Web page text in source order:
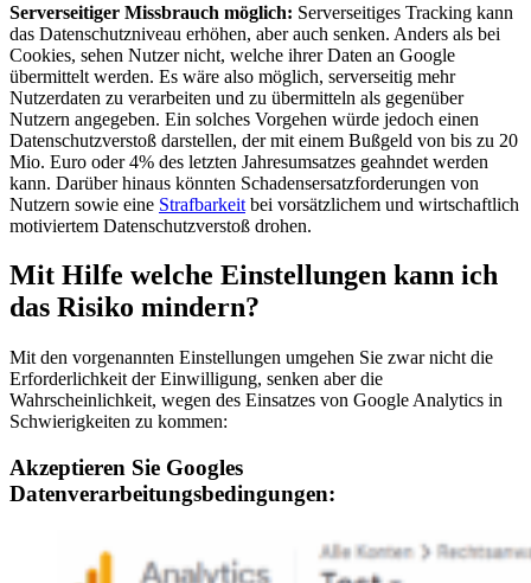
Serverseitiger Missbrauch möglich: Serverseitiges Tracking kann
das Datenschutzniveau erhöhen, aber auch senken. Anders als bei
Cookies, sehen Nutzer nicht, welche ihrer Daten an Google
übermittelt werden. Es wäre also möglich, serverseitig mehr
Nutzerdaten zu verarbeiten und zu übermitteln als gegenüber
Nutzern angegeben. Ein solches Vorgehen würde jedoch einen
Datenschutzverstoß darstellen, der mit einem Bußgeld von bis zu 20
Mio. Euro oder 4% des letzten Jahresumsatzes geahndet werden
kann. Darüber hinaus könnten Schadensersatzforderungen von
Nutzern sowie eine Strafbarkeit bei vorsätzlichem und wirtschaftlich
motiviertem Datenschutzverstoß drohen.
Mit Hilfe welche Einstellungen kann ich
das Risiko mindern?
Mit den vorgenannten Einstellungen umgehen Sie zwar nicht die
Erforderlichkeit der Einwilligung, senken aber die
Wahrscheinlichkeit, wegen des Einsatzes von Google Analytics in
Schwierigkeiten zu kommen:
Akzeptieren Sie Googles
Datenverarbeitungsbedingungen: